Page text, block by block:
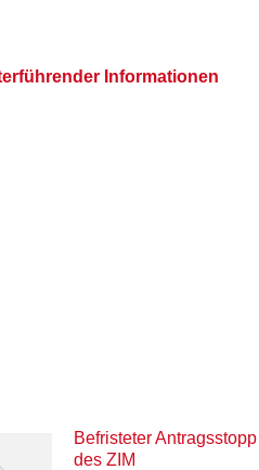
Informationen
Befristeter Antragsstopp
des ZIM